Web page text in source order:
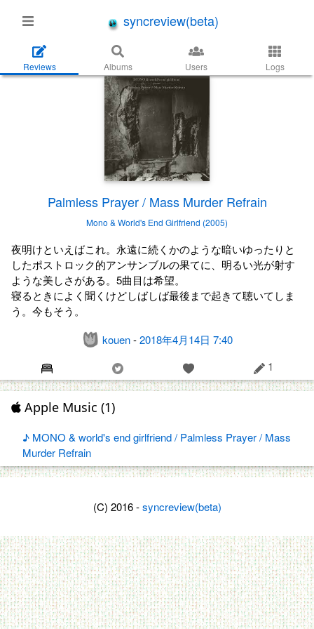
syncreview(beta)
Reviews Albums Users Logs
Palmless Prayer / Mass Murder Refrain
Mono & World's End Girlfriend (2005)
夜明けといえばこれ。永遠に続くかのような暗いゆったりと
したポストロック的アンサンブルの果てに、明るい光が射す
ような美しさがある。5曲目は希望。
寝るときによく聞くけどしばしば最後まで起きて聴いてしま
う。今もそう。
kouen-2018年4月14日 7:40
1
Apple Music (1)
♪ MONO & world's end girlfriend / Palmless Prayer / Mass
Murder Refrain
(C) 2016 -syncreview(beta)